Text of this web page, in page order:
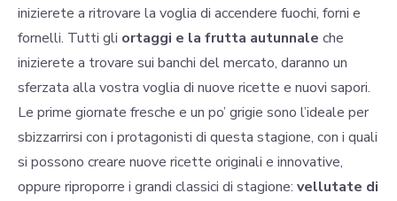
inizierete a ritrovare la voglia di accendere fuochi, forni e
fornelli. Tutti gli ortaggi e la frutta autunnale che
inizierete a trovare sui banchi del mercato, daranno un
sferzata alla vostra voglia di nuove ricette e nuovi sapori.
Le prime giornate fresche e un po’ grigie sono l’ideale per
sbizzarrirsi con i protagonisti di questa stagione, con i quali
si possono creare nuove ricette originali e innovative,
oppure riproporre i grandi classici di stagione: vellutate di